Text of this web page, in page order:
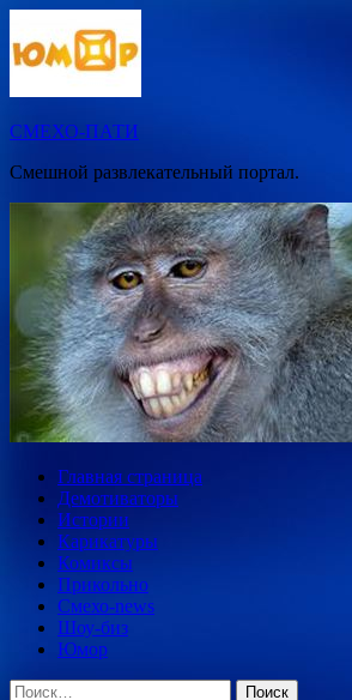
к
содержимому
СМЕХО-ПАТИ
Смешной развлекательный портал.
Главная страница
Демотиваторы
Истории
Карикатуры
Комиксы
Прикольно
Смехо-news
Шоу-биз
Юмор
Найти: